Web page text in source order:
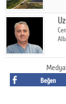
Beğen